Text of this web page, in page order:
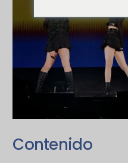
Contenido